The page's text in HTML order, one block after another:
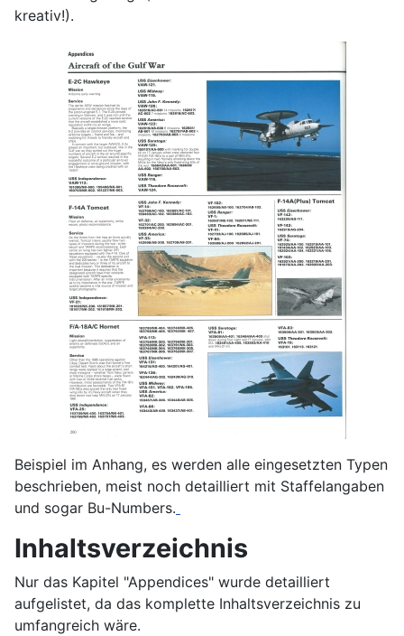
kreativ!).
Beispiel im Anhang, es werden alle eingesetzten Typen
beschrieben, meist noch detailliert mit Staffelangaben
und sogar Bu-Numbers.
Inhaltsverzeichnis
Nur das Kapitel "Appendices" wurde detailliert
aufgelistet, da das komplette Inhaltsverzeichnis zu
umfangreich wäre.